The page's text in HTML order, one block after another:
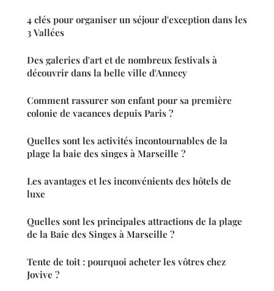
4 clés pour organiser un séjour d'exception dans les
3 Vallées
Des galeries d'art et de nombreux festivals à
découvrir dans la belle ville d'Annecy
Comment rassurer son enfant pour sa première
colonie de vacances depuis Paris ?
Quelles sont les activités incontournables de la
plage la baie des singes à Marseille ?
Les avantages et les inconvénients des hôtels de
luxe
Quelles sont les principales attractions de la plage
de la Baie des Singes à Marseille ?
Tente de toit : pourquoi acheter les vôtres chez
Jovive ?